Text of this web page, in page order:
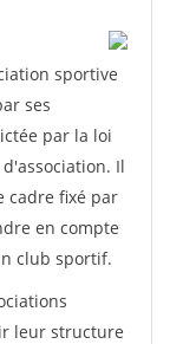
sportive
ses
par la loi
Il
cadre fixé par
en compte
club sportif.
leur structure